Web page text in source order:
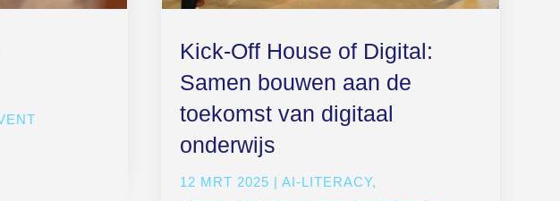
Kick-Off House of Digital:
Samen bouwen aan de
toekomst van digitaal
onderwijs
12 MRT 2025 | AI-LITERACY,